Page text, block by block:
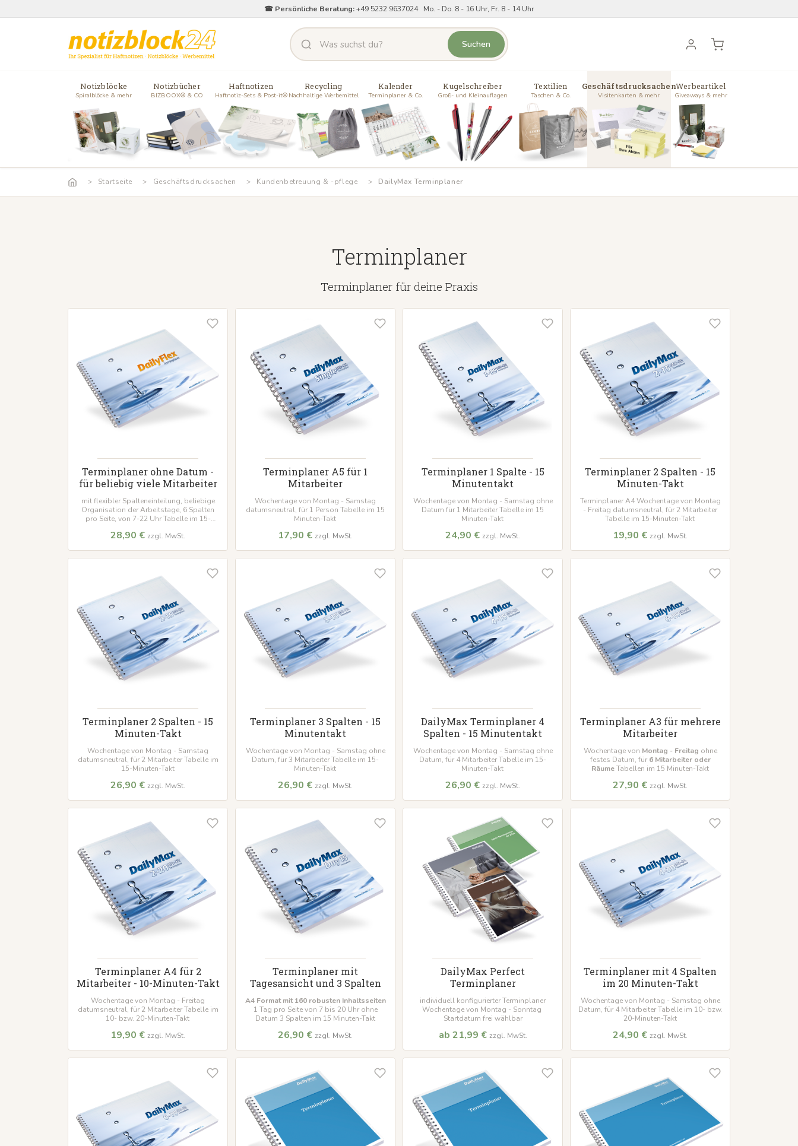
☎ Persönliche Beratung:+49 5232 9637024 Mo. - Do. 8 - 16 Uhr, Fr. 8 - 14 Uhr
Suchen
Notizblöcke
Spiralblöcke & mehr
Notizbücher
BIZBOOX® & CO
Haftnotizen
Haftnotiz-Sets & Post-it®
Recycling
Nachhaltige Werbemittel
Kalender
Terminplaner & Co.
Kugelschreiber
Groß- und Kleinauflagen
Textilien
Taschen & Co.
Geschäftsdrucksachen
Visitenkarten & mehr
Werbeartikel
Giveaways & mehr
Startseite Geschäftsdrucksachen Kundenbetreuung & -pflege DailyMax Terminplaner
Terminplaner
Terminplaner für deine Praxis
Terminplaner ohne Datum -
für beliebig viele Mitarbeiter
mit flexibler Spalteneinteilung, beliebige
Organisation der Arbeitstage, 6 Spalten
pro Seite, von 7-22 Uhr Tabelle im 15-
28,90 € zzgl. MwSt.
Terminplaner A5 für 1
Mitarbeiter
Wochentage von Montag - Samstag
datumsneutral, für 1 Person Tabelle im 15
Minuten-Takt
17,90 € zzgl. MwSt.
Terminplaner 1 Spalte - 15
Minutentakt
Wochentage von Montag - Samstag ohne
Datum für 1 Mitarbeiter Tabelle im 15
Minuten-Takt
24,90 € zzgl. MwSt.
Terminplaner 2 Spalten - 15
Minuten-Takt
Terminplaner A4 Wochentage von Montag
- Freitag datumsneutral, für 2 Mitarbeiter
Tabelle im 15-Minuten-Takt
19,90 € zzgl. MwSt.
Terminplaner 2 Spalten - 15
Minuten-Takt
Wochentage von Montag - Samstag
datumsneutral, für 2 Mitarbeiter Tabelle im
15-Minuten-Takt
26,90 € zzgl. MwSt.
Terminplaner 3 Spalten - 15
Minutentakt
Wochentage von Montag - Samstag ohne
Datum, für 3 Mitarbeiter Tabelle im 15-
Minuten-Takt
26,90 € zzgl. MwSt.
DailyMax Terminplaner 4
Spalten - 15 Minutentakt
Wochentage von Montag - Samstag ohne
Datum, für 4 Mitarbeiter Tabelle im 15-
Minuten-Takt
26,90 € zzgl. MwSt.
Terminplaner A3 für mehrere
Mitarbeiter
Wochentage von Montag - Freitag ohne
festes Datum, für6 Mitarbeiter oder
RäumeTabellen im 15 Minuten-Takt
27,90 € zzgl. MwSt.
Terminplaner A4 für 2
Mitarbeiter - 10-Minuten-Takt
Wochentage von Montag - Freitag
datumsneutral, für 2 Mitarbeiter Tabelle im
10- bzw. 20-Minuten-Takt
19,90 € zzgl. MwSt.
Terminplaner mit
Tagesansicht und 3 Spalten
A4 Format mit 160 robusten Inhaltsseiten
1 Tag pro Seite von 7 bis 20 Uhr ohne
Datum 3 Spalten im 15 Minuten-Takt
26,90 € zzgl. MwSt.
DailyMax Perfect
Terminplaner
individuell konfigurierter Terminplaner
Wochentage von Montag - Sonntag
Startdatum frei wählbar
ab 21,99 € zzgl. MwSt.
Terminplaner mit 4 Spalten
im 20 Minuten-Takt
Wochentage von Montag - Samstag ohne
Datum, für 4 Mitarbeiter Tabelle im 10- bzw.
20-Minuten-Takt
24,90 € zzgl. MwSt.